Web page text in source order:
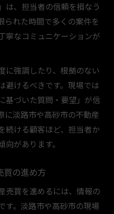
産売買のタブーと対策
墜を防ぐ三大注意点
企業選び
ア両立に適した企業像
視すべき職場環境要素
働きやすい企業の見極
不動産売買の職場ポイ
立のコツ
ャリアに役立つ理由
不動産売買の進め方
は、担当者の信頼を損なう
られた時間で多くの案件を
寧なコミュニケーションが
に強調したり、根拠のない
避けるべきです。現場では
基づいた質問・要望」が信
に淡路市や高砂市の不動産
続ける顧客ほど、担当者か
があります。
買の進め方
売買を進めるには、情報の
す。淡路市や高砂市の現場